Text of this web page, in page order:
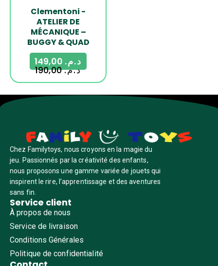
Clementoni -
ATELIER DE
MÉCANIQUE –
BUGGY & QUAD
د.م.190,00
د.م.
Chez Familytoys, nous croyons en la magie du
jeu. Passionnés par la créativité des enfants,
nous proposons une gamme variée de jouets qui
inspirent le rire, l’apprentissage et des aventures
sans fin.
Service client
À propos de nous
Service de livraison
Conditions Générales
Politique de confidentialité